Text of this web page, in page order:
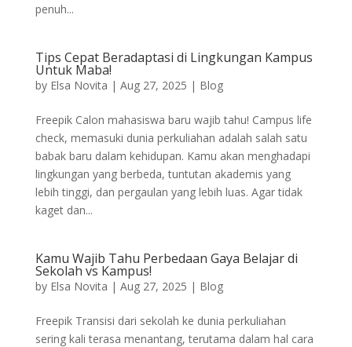
penuh...
Tips Cepat Beradaptasi di Lingkungan Kampus
Untuk Maba!
by Elsa Novita | Aug 27, 2025 | Blog
Freepik Calon mahasiswa baru wajib tahu! Campus life
check, memasuki dunia perkuliahan adalah salah satu
babak baru dalam kehidupan. Kamu akan menghadapi
lingkungan yang berbeda, tuntutan akademis yang
lebih tinggi, dan pergaulan yang lebih luas. Agar tidak
kaget dan...
Kamu Wajib Tahu Perbedaan Gaya Belajar di
Sekolah vs Kampus!
by Elsa Novita | Aug 27, 2025 | Blog
Freepik Transisi dari sekolah ke dunia perkuliahan
sering kali terasa menantang, terutama dalam hal cara